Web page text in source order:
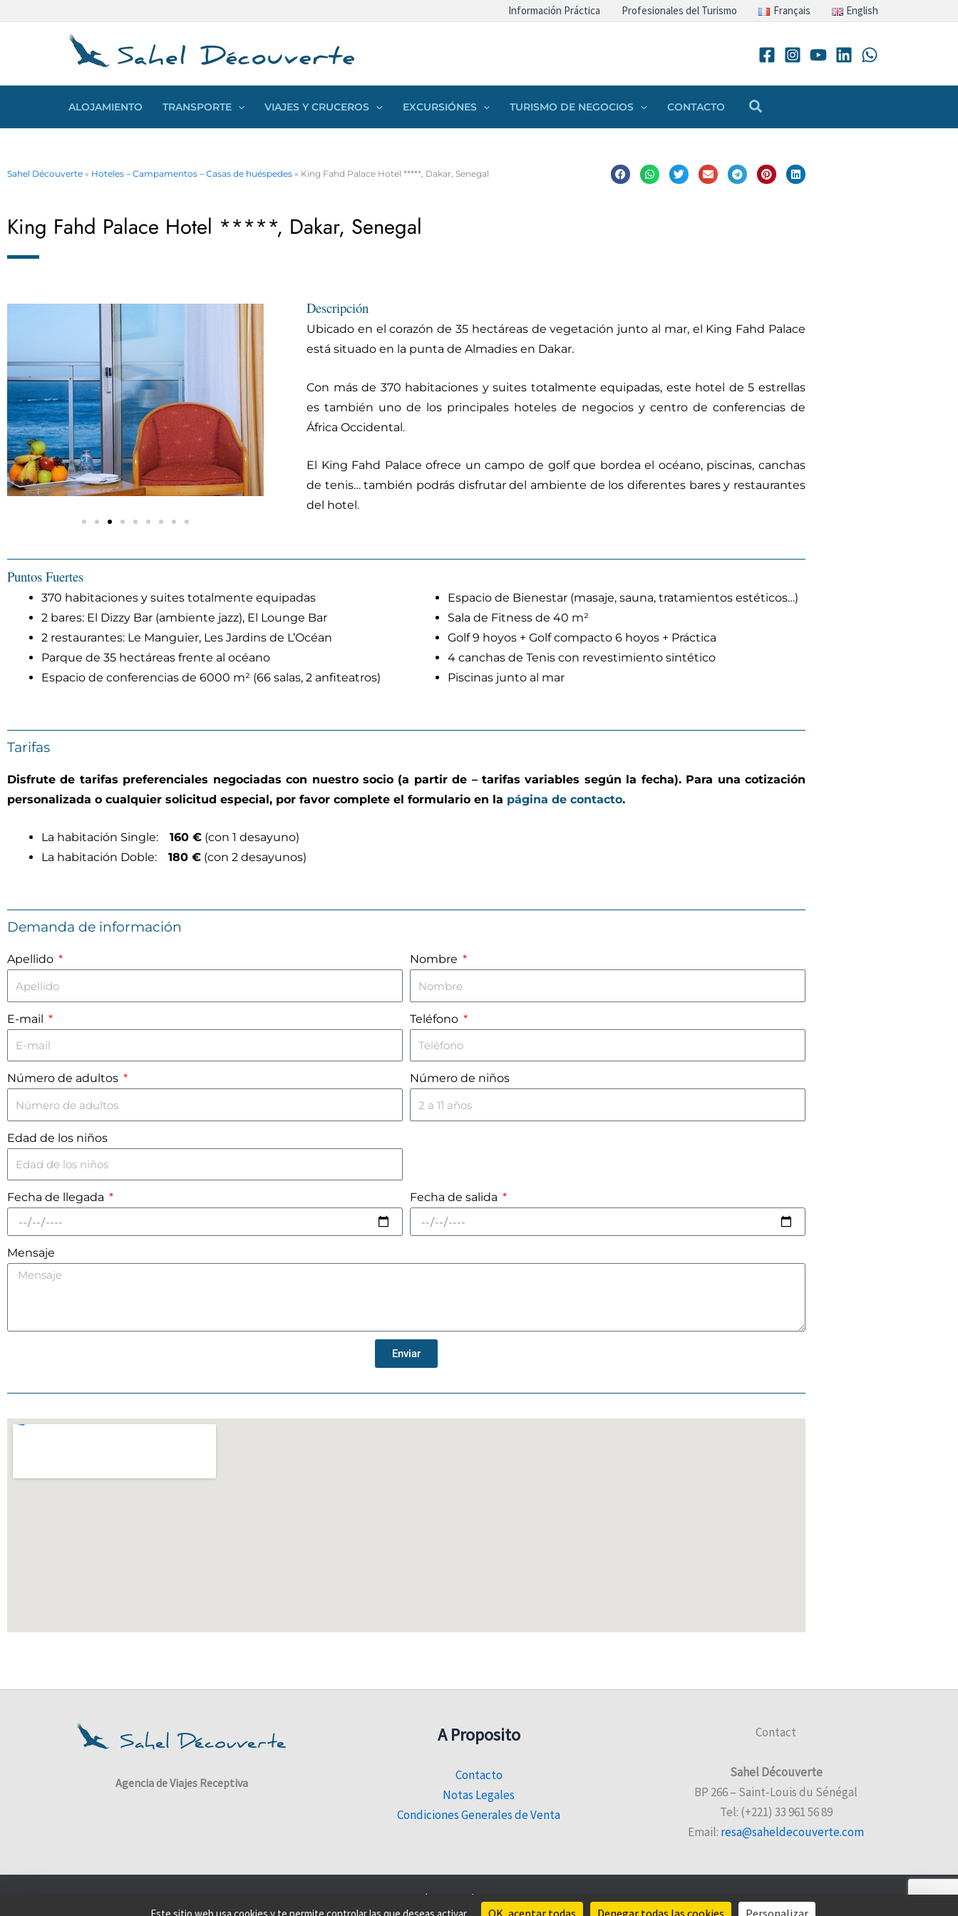
Información Práctica Profesionales del Turismo Français English
ALOJAMIENTO TRANSPORTE VIAJES Y CRUCEROS EXCURSIÓNES TURISMO DE NEGOCIOS CONTACTO Buscar
Sahel Découverte » Hoteles – Campamentos – Casas de huéspedes » King Fahd Palace Hotel *****, Dakar, Senegal
King Fahd Palace Hotel *****, Dakar, Senegal
Descripción
Ubicado en el corazón de 35 hectáreas de vegetación junto al mar, el King Fahd Palace
está situado en la punta de Almadies en Dakar.
Con más de 370 habitaciones y suites totalmente equipadas, este hotel de 5 estrellas
es también uno de los principales hoteles de negocios y centro de conferencias de
África Occidental.
El King Fahd Palace ofrece un campo de golf que bordea el océano, piscinas, canchas
de tenis… también podrás disfrutar del ambiente de los diferentes bares y restaurantes
del hotel.
Puntos Fuertes
370 habitaciones y suites totalmente equipadas
2 bares: El Dizzy Bar (ambiente jazz), El Lounge Bar
2 restaurantes: Le Manguier, Les Jardins de L’Océan
Parque de 35 hectáreas frente al océano
Espacio de conferencias de 6000 m² (66 salas, 2 anfiteatros)
Espacio de Bienestar (masaje, sauna, tratamientos estéticos…)
Sala de Fitness de 40 m²
Golf 9 hoyos + Golf compacto 6 hoyos + Práctica
4 canchas de Tenis con revestimiento sintético
Piscinas junto al mar
Tarifas
Disfrute de tarifas preferenciales negociadas con nuestro socio (a partir de – tarifas variables según la fecha). Para una cotización
personalizada o cualquier solicitud especial, por favor complete el formulario en la página de contacto.
La habitación Single: 160 € (con 1 desayuno)
La habitación Doble: 180 € (con 2 desayunos)
Demanda de información
Apellido Nombre
E-mail Teléfono
Número de adultos Número de niños
Edad de los niños
Fecha de llegada Fecha de salida
Mensaje
Enviar
Agencia de Viajes Receptiva
A Proposito
Contacto
Notas Legales
Condiciones Generales de Venta
Contact
Sahel Découverte
BP 266 – Saint-Louis du Sénégal
Tel: (+221) 33 961 56 89
Email: resa@saheldecouverte.com
© 2026 Sahel Découverte | Sitio web creado por Sencyb
OK, aceptar todas Denegar todas las cookies Personalizar